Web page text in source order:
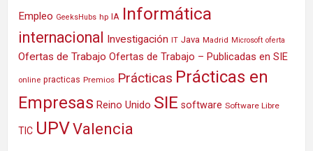
Empleo GeeksHubs hp IA Informática
internacional Investigación IT Java Madrid Microsoft oferta
Ofertas de Trabajo Ofertas de Trabajo – Publicadas en SIE
online practicas Premios Prácticas Prácticas en
Empresas Reino Unido SIE software Software Libre
TIC UPVValencia